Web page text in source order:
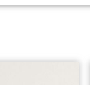
цвят на